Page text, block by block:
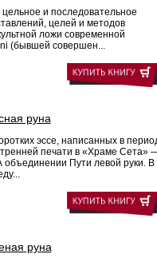
и последовательное
целей и методов
ложи современной
(бывшей совершен...
руна
эссе, написанных в
печати в «Храме Сета»
Пути левой руки. В
руна